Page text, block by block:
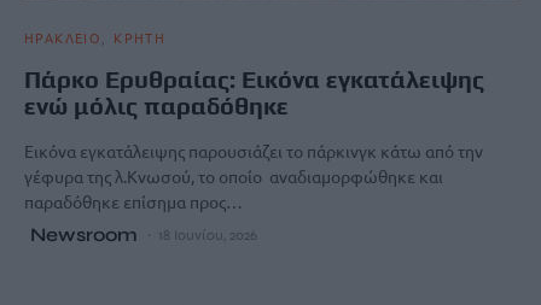
ΗΡΑΚΛΕΙΟ ΚΡΗΤΗ
Πάρκο Ερυθραίας: Εικόνα εγκατάλειψης
ενώ μόλις παραδόθηκε
Εικόνα εγκατάλειψης παρουσιάζει το πάρκινγκ κάτω από την
γέφυρα της λ.Κνωσού, το οποίο αναδιαμορφώθηκε και
παραδόθηκε επίσημα προς…
Newsroom 18 Ιουνίου, 2026